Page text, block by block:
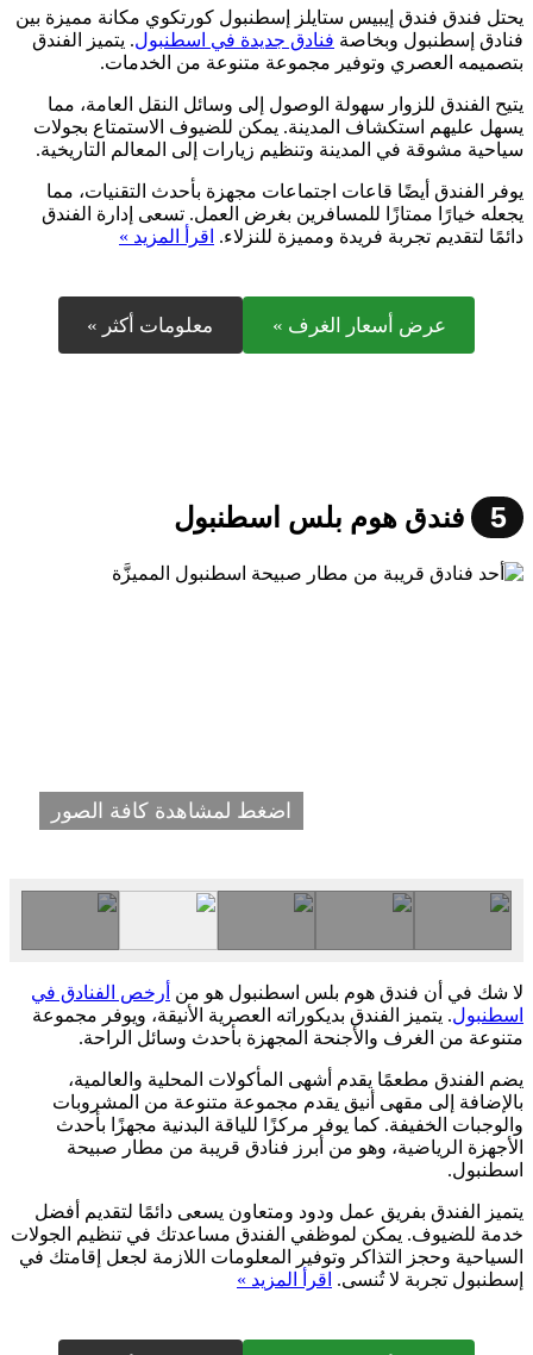
يحتل فندق فندق إيبيس ستايلز إسطنبول كورتكوي مكانة مميزة بين
فنادق إسطنبول وبخاصة فنادق جديدة في اسطنبول. يتميز الفندق
بتصميمه العصري وتوفير مجموعة متنوعة من الخدمات.
يتيح الفندق للزوار سهولة الوصول إلى وسائل النقل العامة، مما
يسهل عليهم استكشاف المدينة. يمكن للضيوف الاستمتاع بجولات
سياحية مشوقة في المدينة وتنظيم زيارات إلى المعالم التاريخية.
يوفر الفندق أيضًا قاعات اجتماعات مجهزة بأحدث التقنيات، مما
يجعله خيارًا ممتازًا للمسافرين بغرض العمل. تسعى إدارة الفندق
دائمًا لتقديم تجربة فريدة ومميزة للنزلاء. اقرأ المزيد »
عرض أسعار الغرف » معلومات أكثر »
5 فندق هوم بلس اسطنبول
اضغط لمشاهدة كافة الصور
لا شك في أن فندق هوم بلس اسطنبول هو من أرخص الفنادق في
اسطنبول. يتميز الفندق بديكوراته العصرية الأنيقة، ويوفر مجموعة
متنوعة من الغرف والأجنحة المجهزة بأحدث وسائل الراحة.
يضم الفندق مطعمًا يقدم أشهى المأكولات المحلية والعالمية،
بالإضافة إلى مقهى أنيق يقدم مجموعة متنوعة من المشروبات
والوجبات الخفيفة. كما يوفر مركزًا للياقة البدنية مجهزًا بأحدث
الأجهزة الرياضية، وهو من أبرز فنادق قريبة من مطار صبيحة
اسطنبول.
يتميز الفندق بفريق عمل ودود ومتعاون يسعى دائمًا لتقديم أفضل
خدمة للضيوف. يمكن لموظفي الفندق مساعدتك في تنظيم الجولات
السياحية وحجز التذاكر وتوفير المعلومات اللازمة لجعل إقامتك في
إسطنبول تجربة لا تُنسى. اقرأ المزيد »